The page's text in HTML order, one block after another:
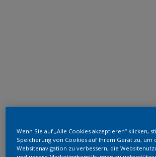
RAL 7040
SL740JR
Wenn Sie auf „Alle Cookies akzeptieren“ klicken,
Speicherung von Cookies auf Ihrem Gerät zu, um
Websitenavigation zu verbessern, die